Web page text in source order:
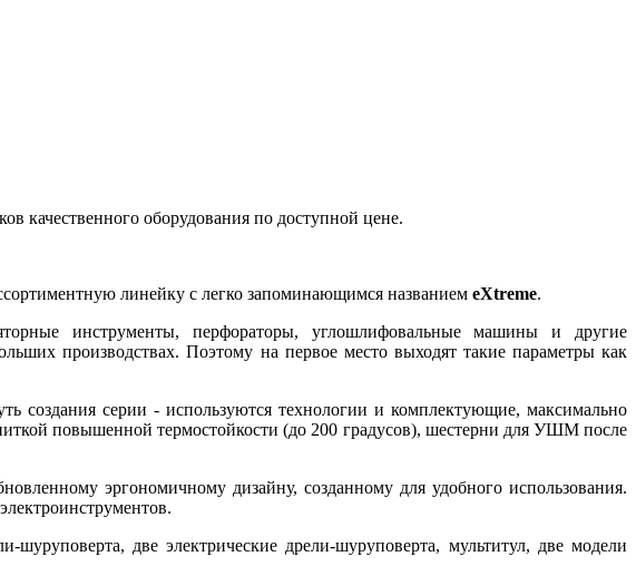
качественного оборудования по доступной цене.
линейку с легко запоминающимся названием eXtreme.
инструменты, перфораторы, углошлифовальные машины и другие
производствах. Поэтому на первое место выходят такие параметры как
создания серии - используются технологии и комплектующие, максимально
повышенной термостойкости (до 200 градусов), шестерни для УШМ после
эргономичному дизайну, созданному для удобного использования.
две электрические дрели-шуруповерта, мультитул, две модели